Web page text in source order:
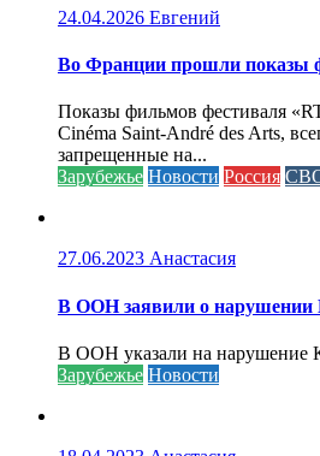
24.04.2026 Евгений
Во Франции прошли показы
Показы фильмов фестиваля
Cinéma Saint-André des Arts,
запрещенные на...
Зарубежье Новости Россия
27.06.2023 Анастасия
В ООН заявили о нарушении
В ООН указали на нарушение
Зарубежье Новости